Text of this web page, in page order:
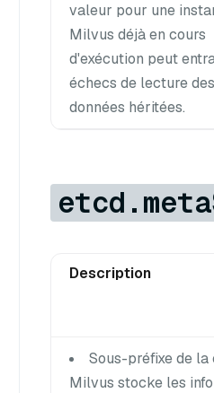
valeur pour une
Milvus déjà en cours
d'exécution peut
échecs de lecture des
données héritées.
Description
Sous-préfixe de la
Milvus stocke les